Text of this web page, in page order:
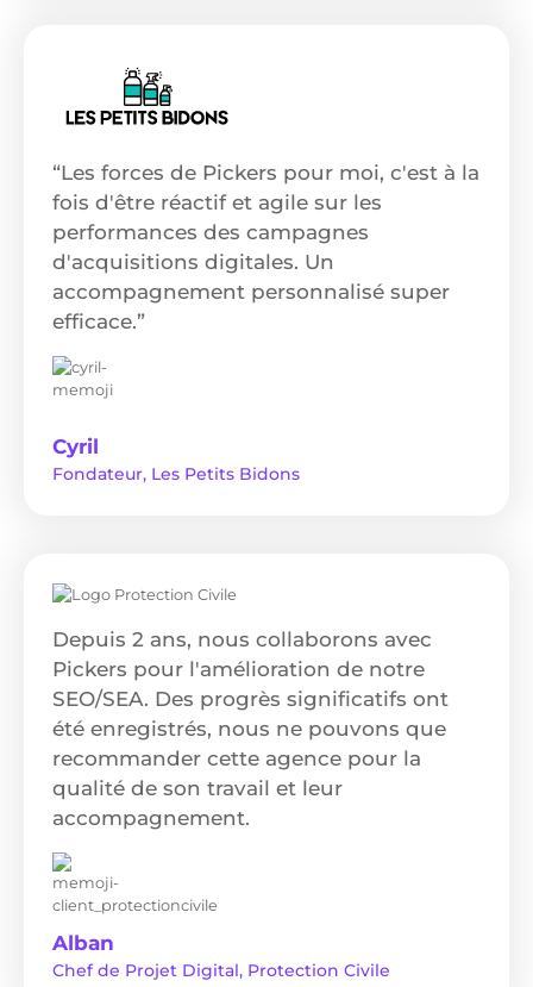
“Les forces de Pickers pour moi, c'est à la
fois d'être réactif et agile sur les
performances des campagnes
d'acquisitions digitales. Un
accompagnement personnalisé super
efficace.”
Cyril
Fondateur, Les Petits Bidons
Depuis 2 ans, nous collaborons avec
Pickers pour l'amélioration de notre
SEO/SEA. Des progrès significatifs ont
été enregistrés, nous ne pouvons que
recommander cette agence pour la
qualité de son travail et leur
accompagnement.
Alban
Chef de Projet Digital, Protection Civile